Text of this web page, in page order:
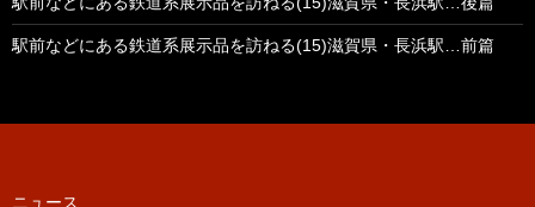
駅前などにある鉄道系展示品を訪ねる(15)滋賀県・長浜駅…前篇
ニュース